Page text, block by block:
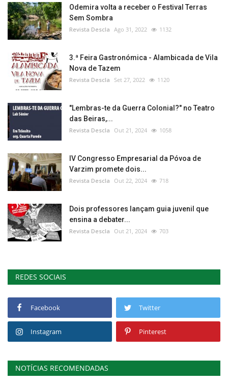
Odemira volta a receber o Festival Terras
Sem Sombra
Revista Descla Ago 31, 2022 1132
3.ª Feira Gastronómica - Alambicada de Vila
Nova de Tazem
Revista Descla Set 27, 2022 1120
"Lembras-te da Guerra Colonial?" no Teatro
das Beiras,...
Revista Descla Out 21, 2024 1058
IV Congresso Empresarial da Póvoa de
Varzim promete dois...
Revista Descla Out 22, 2024 718
Dois professores lançam guia juvenil que
ensina a debater...
Revista Descla Out 21, 2024 703
REDES SOCIAIS
Facebook Twitter
Instagram Pinterest
NOTÍCIAS RECOMENDADAS